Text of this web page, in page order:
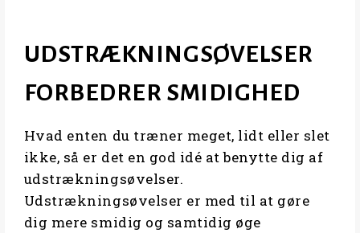
UDSTRÆKNINGSØVELSER
FORBEDRER SMIDIGHED
Hvad enten du træner meget, lidt eller slet
ikke, så er det en god idé at benytte dig af
udstrækningsøvelser.
Udstrækningsøvelser er med til at gøre
dig mere smidig og samtidig øge